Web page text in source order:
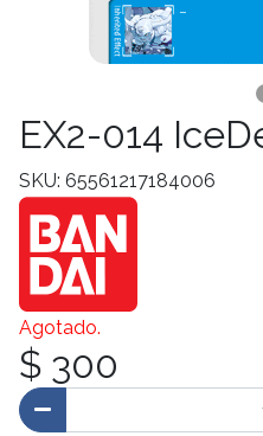
EX2-014
SKU: 65561217184006
Agotado.
$ 300